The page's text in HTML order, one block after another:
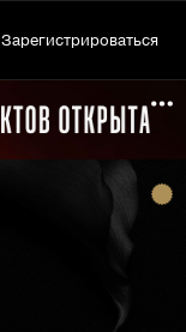
Зарегистрироваться